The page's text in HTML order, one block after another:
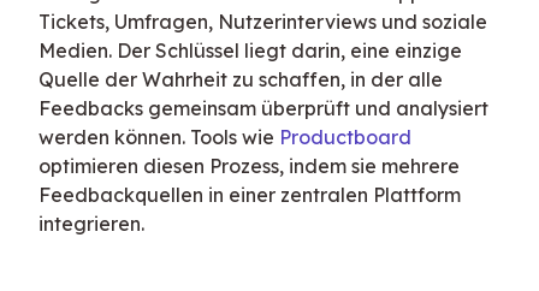
Tickets, Umfragen, Nutzerinterviews und soziale
Medien. Der Schlüssel liegt darin, eine einzige
Quelle der Wahrheit zu schaffen, in der alle
Feedbacks gemeinsam überprüft und analysiert
werden können. Tools wie Productboard
optimieren diesen Prozess, indem sie mehrere
Feedbackquellen in einer zentralen Plattform
integrieren.